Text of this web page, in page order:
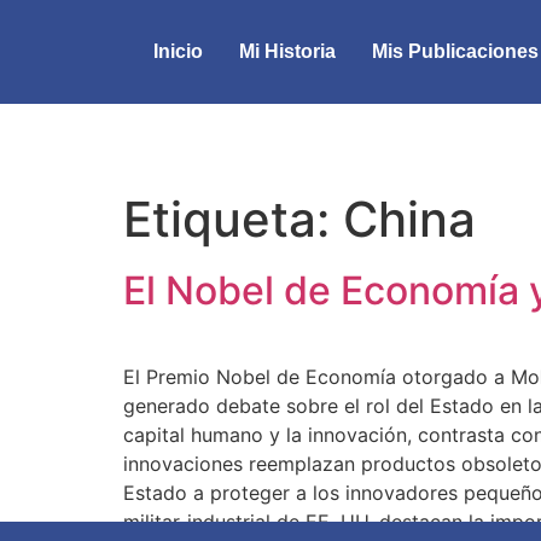
Inicio Mi Historia Mis Publicaciones
Etiqueta: China
El Nobel de Economía
El Premio Nobel de Economía otorgado a
generado debate sobre el rol del Estado en
capital humano y la innovación, contrasta
innovaciones reemplazan productos
Estado a proteger a los innovadores
militar-industrial de EE. UU. destacan la